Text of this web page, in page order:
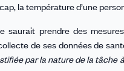
la température d’une
saurait prendre des
de ses données de
par la nature de la tâche